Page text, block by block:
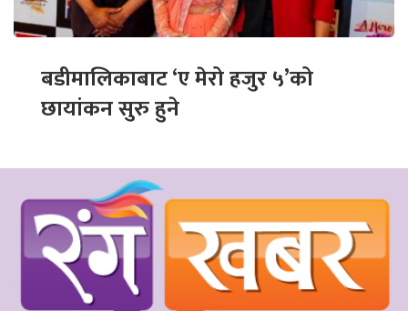
बडीमालिकाबाट ‘ए मेरो हजुर ५’को
छायांकन सुरु हुने